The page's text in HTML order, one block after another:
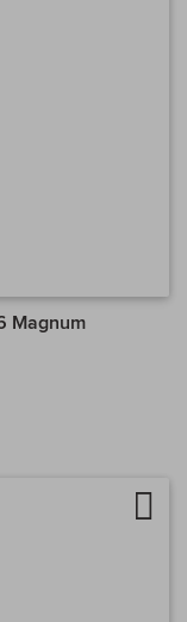
Magnum